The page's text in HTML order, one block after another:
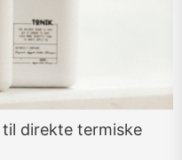
direkte termiske